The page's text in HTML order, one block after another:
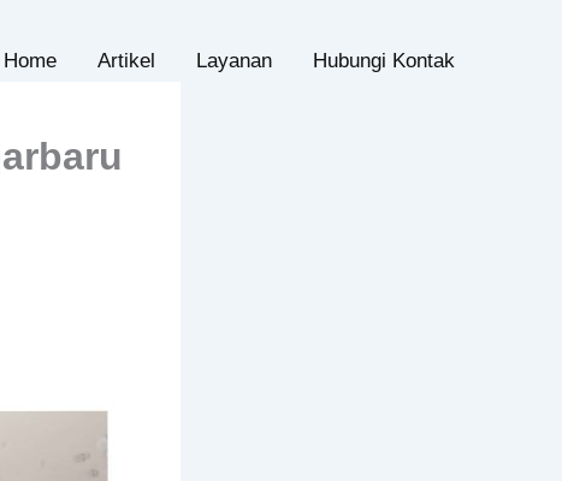
Home Artikel Layanan Hubungi Kontak